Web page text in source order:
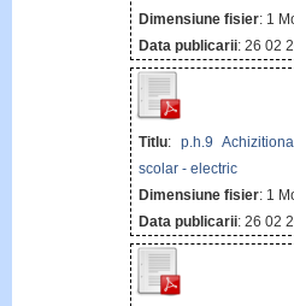
Dimensiune fisier: 1
Data publicarii: 26 02
Titlu: p.h.9
scolar - electric
Dimensiune fisier: 1
Data publicarii: 26 02